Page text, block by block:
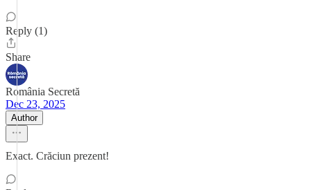
Reply (1)
Share
România Secretă
Dec 23, 2025
Author
Exact. Crăciun prezent!